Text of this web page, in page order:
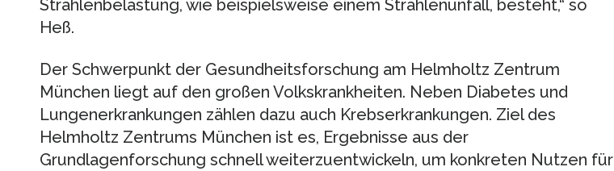
Strahlenbelastung, wie beispielsweise einem Strahlenunfall, besteht,“ so
Heß.
Der Schwerpunkt der Gesundheitsforschung am Helmholtz Zentrum
München liegt auf den großen Volkskrankheiten. Neben Diabetes und
Lungenerkrankungen zählen dazu auch Krebserkrankungen. Ziel des
Helmholtz Zentrums München ist es, Ergebnisse aus der
Grundlagenforschung schnell weiterzuentwickeln, um konkreten Nutzen für